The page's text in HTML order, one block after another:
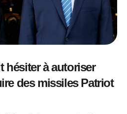
hésiter à autoriser
des missiles Patriot